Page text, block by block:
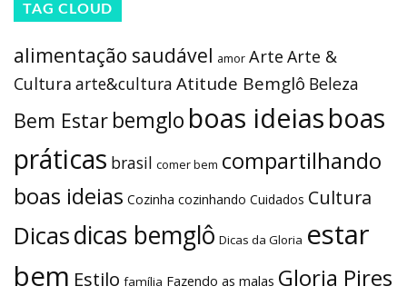
TAG CLOUD
alimentação saudável amor Arte Arte &
Cultura arte&cultura Atitude Bemglô Beleza
Bem Estar bemglo boas ideiasboas
práticas brasil comer bem compartilhando
boas ideias Cozinha cozinhando Cuidados Cultura
Dicasdicas bemglô Dicas da Gloria estar
bem Estilo família Fazendo as malas Gloria Pires